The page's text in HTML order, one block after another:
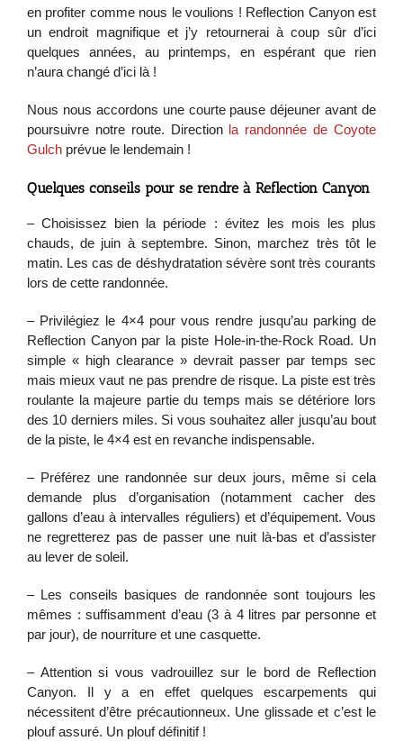
en profiter comme nous le voulions ! Reflection Canyon est
un endroit magnifique et j’y retournerai à coup sûr d’ici
quelques années, au printemps, en espérant que rien
n’aura changé d’ici là !
Nous nous accordons une courte pause déjeuner avant de
poursuivre notre route. Direction la randonnée de Coyote
Gulch prévue le lendemain !
Quelques conseils pour se rendre à Reflection Canyon
– Choisissez bien la période : évitez les mois les plus
chauds, de juin à septembre. Sinon, marchez très tôt le
matin. Les cas de déshydratation sévère sont très courants
lors de cette randonnée.
– Privilégiez le 4×4 pour vous rendre jusqu’au parking de
Reflection Canyon par la piste Hole-in-the-Rock Road. Un
simple « high clearance » devrait passer par temps sec
mais mieux vaut ne pas prendre de risque. La piste est très
roulante la majeure partie du temps mais se détériore lors
des 10 derniers miles. Si vous souhaitez aller jusqu’au bout
de la piste, le 4×4 est en revanche indispensable.
– Préférez une randonnée sur deux jours, même si cela
demande plus d’organisation (notamment cacher des
gallons d’eau à intervalles réguliers) et d’équipement. Vous
ne regretterez pas de passer une nuit là-bas et d’assister
au lever de soleil.
– Les conseils basiques de randonnée sont toujours les
mêmes : suffisamment d’eau (3 à 4 litres par personne et
par jour), de nourriture et une casquette.
– Attention si vous vadrouillez sur le bord de Reflection
Canyon. Il y a en effet quelques escarpements qui
nécessitent d’être précautionneux. Une glissade et c’est le
plouf assuré. Un plouf définitif !